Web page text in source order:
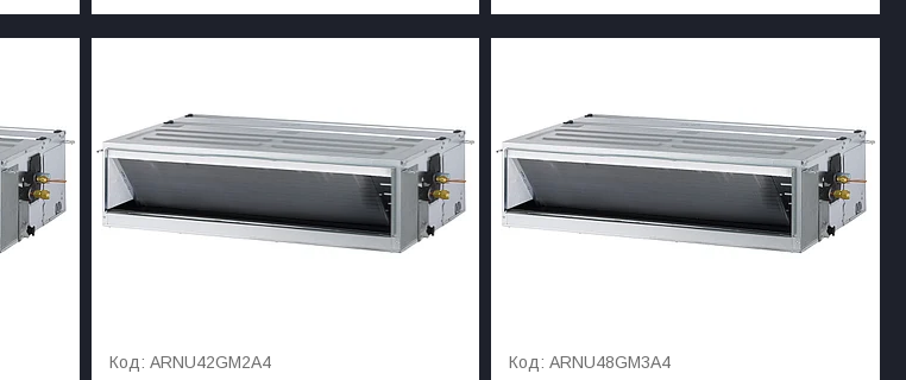
ARNU42GM2A4 ARNU48GM3A4